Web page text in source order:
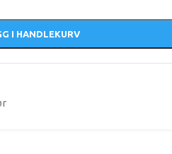
I HANDLEKURV